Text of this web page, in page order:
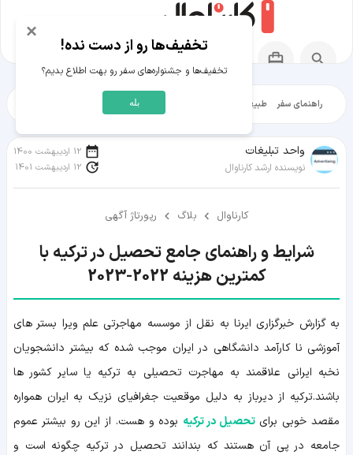
راهنمای سفر طبیعت‌گردی شهرگردی
واحد تبلیغات
نویسنده ارشد کارناوال
12 اردیبهشت 1400
12 اردیبهشت 1401
کارناوال بلاگ رپورتاژ آگهی
شرایط و راهنمای جامع تحصیل در ترکیه با
کمترین هزینه 2022-2023
به گزارش خبرگزاری ایرنا به نقل از موسسه مهاجرتی علم ویرا بستر های
آموزشی نا کارآمد دانشگاهی در ایران موجب شده که بیشتر دانشجویان
نخبه ایرانی علاقمند به مهاجرت تحصیلی به ترکیه یا سایر کشور ها
باشند.ترکیه از دیرباز به دلیل موقعیت جغرافیای نزیک به ایران همواره
مقصد خوبی برایتحصیل در ترکیه بوده و هست. از این رو بیشتر عموم
جامعه در پی آن هستند که بندانند تحصیل در ترکیه چگونه است و
×
تخفیف‌ها رو از دست نده!
تخفیف‌ها و جشنواره‌های سفر رو بهت اطلاع بدیم؟
بله